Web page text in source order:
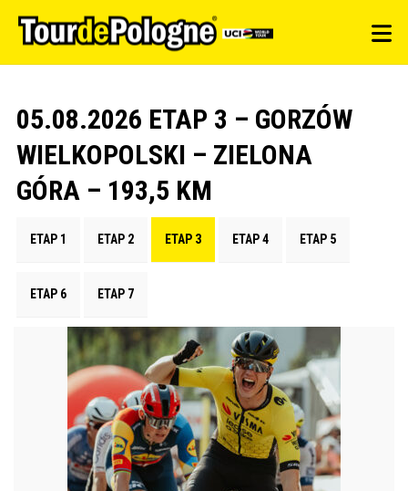
05.08.2026 ETAP 3 – GORZÓW
WIELKOPOLSKI – ZIELONA
GÓRA – 193,5 KM
ETAP 1 ETAP 2 ETAP 3 ETAP 4 ETAP 5
ETAP 6 ETAP 7